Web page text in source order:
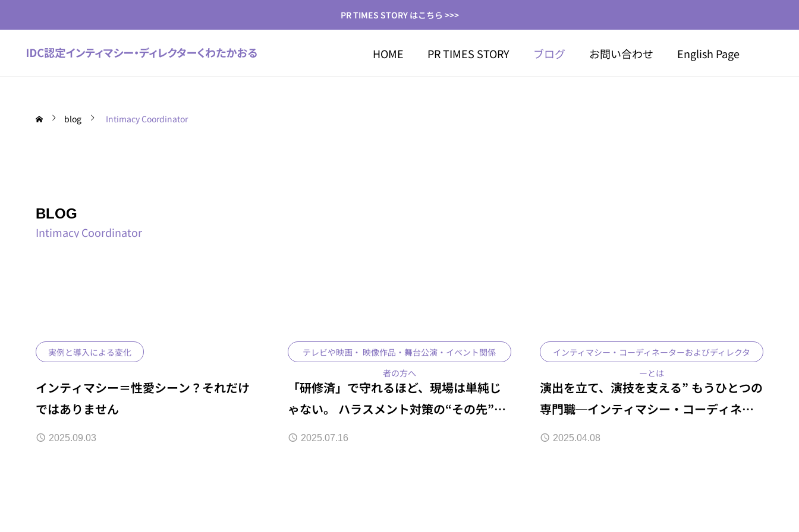
PR TIMES STORY はこちら >>>
HOME PR TIMES STORY ブログ お問い合わせ English Page
blog Intimacy Coordinator
BLOG
Intimacy Coordinator
実例と導入による変化
インティマシー＝性愛シーン？それだけ
ではありません
2025.09.03
テレビや映画・ 映像作品・舞台公演・イベント関係
者の方へ
「研修済」で守れるほど、現場は単純じ
ゃない。 ハラスメント対策の“その先”に
必要な視点とは？
2025.07.16
インティマシー・コーディネーターおよびディレクタ
ーとは
演出を立て、演技を支える” もうひとつの
専門職─インティマシー・コーディネー
ター（ディレクター）とは？
2025.04.08